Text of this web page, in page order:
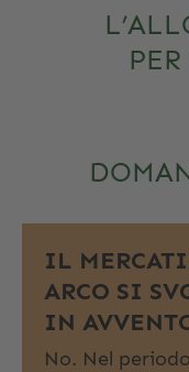
IL
ARCO SI
IN
No. Nel